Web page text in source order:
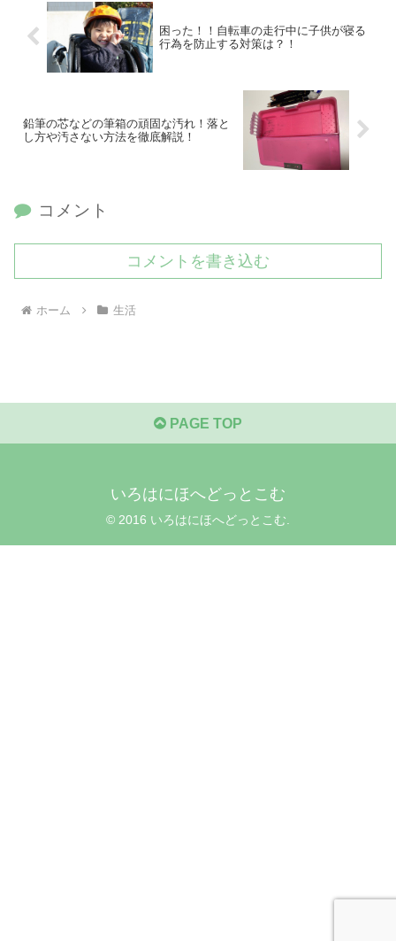
困った！！自転車の走行中に子供が寝る
行為を防止する対策は？！
鉛筆の芯などの筆箱の頑固な汚れ！落と
し方や汚さない方法を徹底解説！
コメント
コメントを書き込む
ホーム 生活
PAGE TOP
いろはにほへどっとこむ
© 2016 いろはにほへどっとこむ.